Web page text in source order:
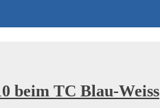
beim TC Blau-Weiss